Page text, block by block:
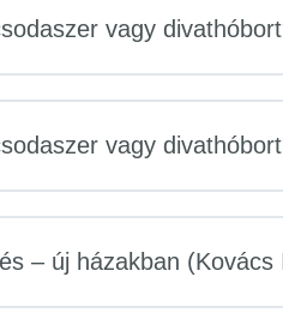
vagy
vagy
– új házakban (Kovács